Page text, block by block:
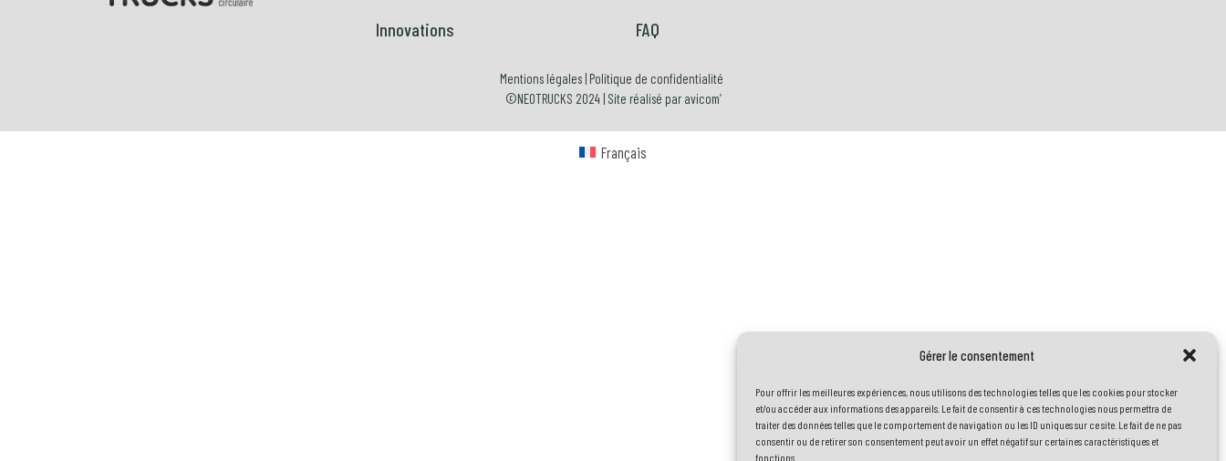
Gérer le consentement
Pour offrir les meilleures expériences, nous utilisons des technologies telles que les cookies pour stocker
et/ou accéder aux informations des appareils. Le fait de consentir à ces technologies nous permettra de
traiter des données telles que le comportement de navigation ou les ID uniques sur ce site. Le fait de ne pas
consentir ou de retirer son consentement peut avoir un effet négatif sur certaines caractéristiques et
fonctions.
Innovations
FAQ
Mentions légales | Politique de confidentialité
©NEOTRUCKS 2024 | Site réalisé par avicom’
Français